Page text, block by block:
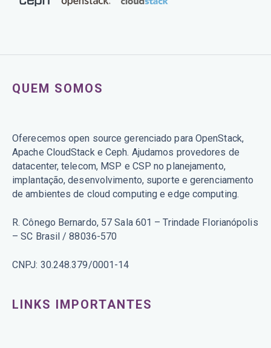
QUEM SOMOS
Oferecemos open source gerenciado para OpenStack,
Apache CloudStack e Ceph. Ajudamos provedores de
datacenter, telecom, MSP e CSP no planejamento,
implantação, desenvolvimento, suporte e gerenciamento
de ambientes de cloud computing e edge computing.
R. Cônego Bernardo, 57 Sala 601 – Trindade Florianópolis
– SC Brasil / 88036-570
CNPJ: 30.248.379/0001-14
LINKS IMPORTANTES